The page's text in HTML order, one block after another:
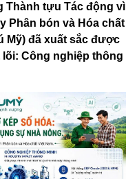
Thành tựu Tác động vì
Phân bón và Hóa chất
Mỹ) đã xuất sắc được
Công nghiệp thông